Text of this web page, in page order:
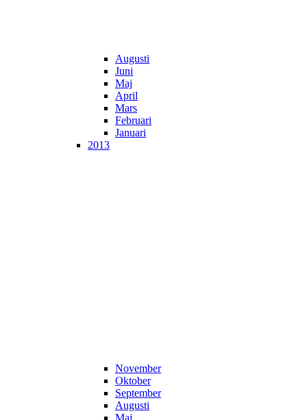
Augusti
Juni
Maj
April
Mars
Februari
Januari
2013
November
Oktober
September
Augusti
Maj